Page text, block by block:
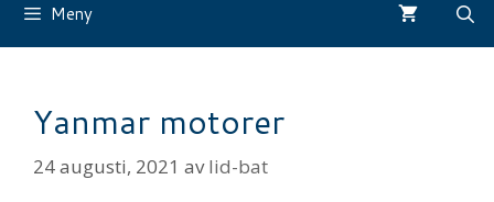
Meny
Yanmar motorer
24 augusti, 2021 avlid-bat